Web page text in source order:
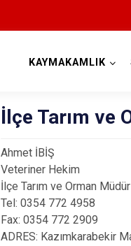
KAYMAKAMLIK
İlçe Tarım ve
Ahmet İBİŞ
Veteriner Hekim
İlçe Tarım ve Orman Müdür
Tel: 0354 772 4958
Fax: 0354 772 2909
ADRES: Kazımkarabekir